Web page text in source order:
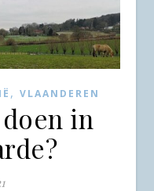
, VLAANDEREN
in